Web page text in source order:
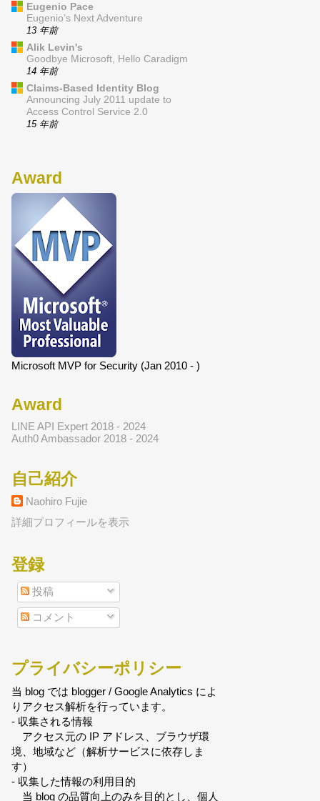
Eugenio Pace
Eugenio’s Next Adventure
13 年前
Alik Levin's
Goodbye Microsoft, Hello Caradigm
14 年前
Claims-Based Identity Blog
Announcing July 2011 update to
Access Control Service 2.0
15 年前
Award
Microsoft MVP for Security (Jan 2010 - )
Award
LINE API Expert 2018 - 2024
Auth0 Ambassador 2018 - 2024
自己紹介
Naohiro Fujie
詳細プロフィールを表示
登録
投稿
コメント
プライバシーポリシー
当 blog では blogger / Google Analytics によ
りアクセス解析を行っています。
- 収集される情報
アクセス元の IP アドレス、ブラウザ環
境、地域など（解析サービスに依存しま
す）
- 収集した情報の利用目的
当 blog の品質向上のみを目的とし、個人